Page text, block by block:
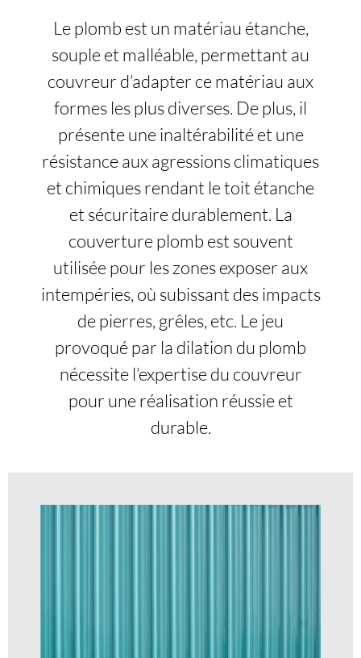
Le plomb est un matériau étanche,
souple et malléable, permettant au
couvreur d’adapter ce matériau aux
formes les plus diverses. De plus, il
présente une inaltérabilité et une
résistance aux agressions climatiques
et chimiques rendant le toit étanche
et sécuritaire durablement. La
couverture plomb est souvent
utilisée pour les zones exposer aux
intempéries, où subissant des impacts
de pierres, grêles, etc. Le jeu
provoqué par la dilation du plomb
nécessite l’expertise du couvreur
pour une réalisation réussie et
durable.